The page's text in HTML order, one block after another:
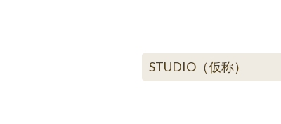
STUDIO（仮称）